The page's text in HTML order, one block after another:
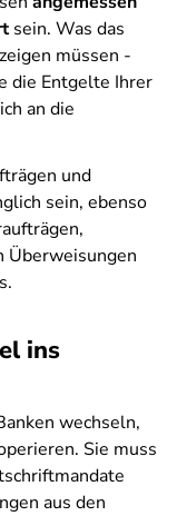
sein. Was das
müssen -
die Entgelte Ihrer
an die
und
sein, ebenso
Überweisungen
ins
wechseln,
Sie muss
aus den